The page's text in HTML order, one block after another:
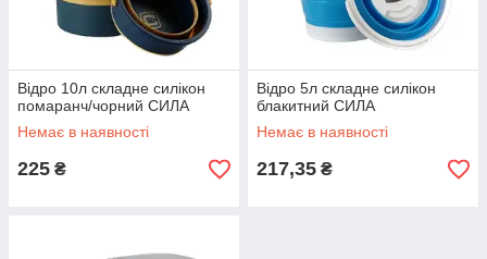
Відро 10л складне силікон
помаранч/чорний СИЛА
Немає в наявності
225 ₴
Відро 5л складне силікон
блакитний СИЛА
Немає в наявності
217,35 ₴